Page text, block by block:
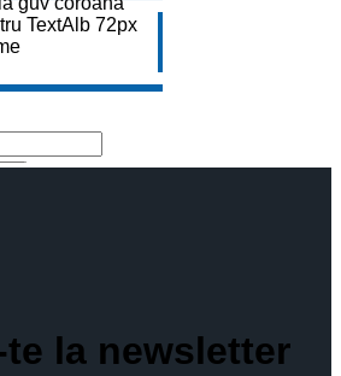
la newsletter